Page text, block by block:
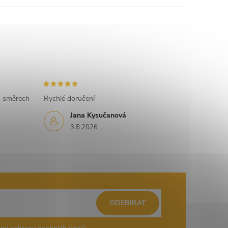
Jana Kysučanová
3.8.2026
Rychlé doručení
ODEBÍRAT